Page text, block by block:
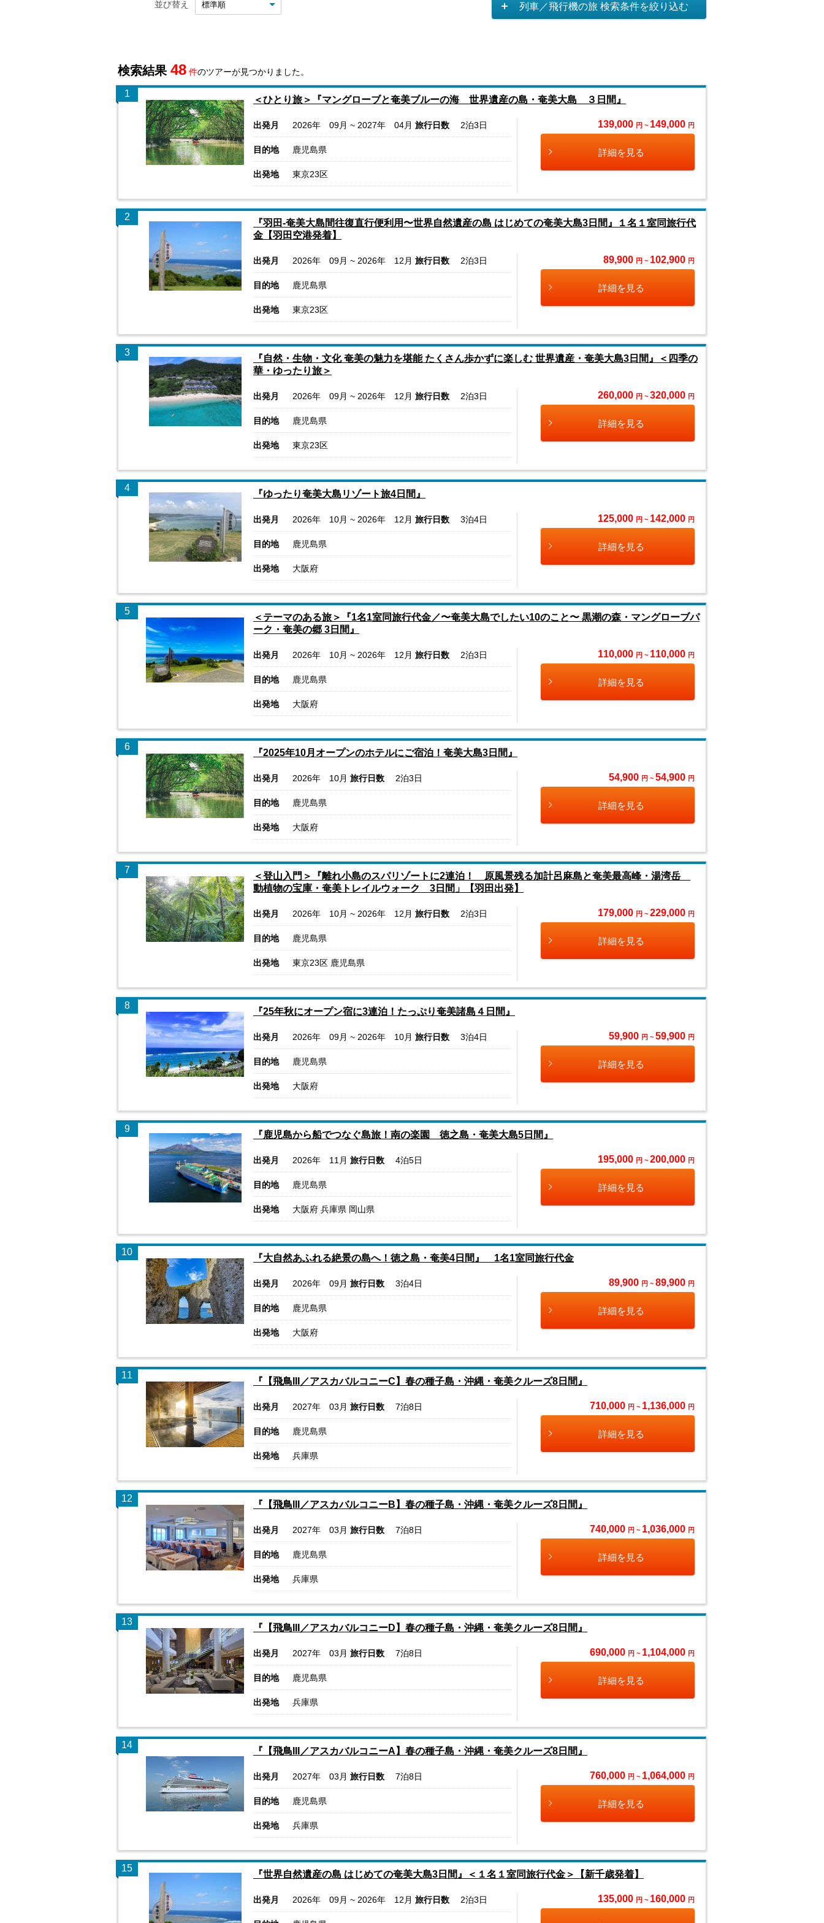
並び替え 列車／飛行機の旅 検索条件を絞り込む
検索結果 48 件のツアーが見つかりました。
1
＜ひとり旅＞『マングローブと奄美ブルーの海 世界遺産の島・奄美大島 ３日間』
出発月 2026年 09月 ~ 2027年 04月 旅行日数 2泊3日
目的地 鹿児島県
出発地 東京23区
139,000 円 ~ 149,000 円
詳細を見る
2
『羽田-奄美大島間往復直行便利用〜世界自然遺産の島 はじめての奄美大島3日間』１名１室同旅行代
金【羽田空港発着】
出発月 2026年 09月 ~ 2026年 12月 旅行日数 2泊3日
目的地 鹿児島県
出発地 東京23区
89,900 円 ~ 102,900 円
詳細を見る
3
『自然・生物・文化 奄美の魅力を堪能 たくさん歩かずに楽しむ 世界遺産・奄美大島3日間』＜四季の
華・ゆったり旅＞
出発月 2026年 09月 ~ 2026年 12月 旅行日数 2泊3日
目的地 鹿児島県
出発地 東京23区
260,000 円 ~ 320,000 円
詳細を見る
4
『ゆったり奄美大島リゾート旅4日間』
出発月 2026年 10月 ~ 2026年 12月 旅行日数 3泊4日
目的地 鹿児島県
出発地 大阪府
125,000 円 ~ 142,000 円
詳細を見る
5
＜テーマのある旅＞『1名1室同旅行代金／〜奄美大島でしたい10のこと〜 黒潮の森・マングローブパ
ーク・奄美の郷 3日間』
出発月 2026年 10月 ~ 2026年 12月 旅行日数 2泊3日
目的地 鹿児島県
出発地 大阪府
110,000 円 ~ 110,000 円
詳細を見る
6
『2025年10月オープンのホテルにご宿泊！奄美大島3日間』
出発月 2026年 10月 旅行日数 2泊3日
目的地 鹿児島県
出発地 大阪府
54,900 円 ~ 54,900 円
詳細を見る
7
＜登山入門＞『離れ小島のスパリゾートに2連泊！ 原風景残る加計呂麻島と奄美最高峰・湯湾岳
動植物の宝庫・奄美トレイルウォーク 3日間」【羽田出発】
出発月 2026年 10月 ~ 2026年 12月 旅行日数 2泊3日
目的地 鹿児島県
出発地 東京23区 鹿児島県
179,000 円 ~ 229,000 円
詳細を見る
8
『25年秋にオープン宿に3連泊！たっぷり奄美諸島４日間』
出発月 2026年 09月 ~ 2026年 10月 旅行日数 3泊4日
目的地 鹿児島県
出発地 大阪府
59,900 円 ~ 59,900 円
詳細を見る
9
『鹿児島から船でつなぐ島旅！南の楽園 徳之島・奄美大島5日間』
出発月 2026年 11月 旅行日数 4泊5日
目的地 鹿児島県
出発地 大阪府 兵庫県 岡山県
195,000 円 ~ 200,000 円
詳細を見る
10
『大自然あふれる絶景の島へ！徳之島・奄美4日間』 1名1室同旅行代金
出発月 2026年 09月 旅行日数 3泊4日
目的地 鹿児島県
出発地 大阪府
89,900 円 ~ 89,900 円
詳細を見る
11
『【飛鳥III／アスカバルコニーC】春の種子島・沖縄・奄美クルーズ8日間』
出発月 2027年 03月 旅行日数 7泊8日
目的地 鹿児島県
出発地 兵庫県
710,000 円 ~ 1,136,000 円
詳細を見る
12
『【飛鳥III／アスカバルコニーB】春の種子島・沖縄・奄美クルーズ8日間』
出発月 2027年 03月 旅行日数 7泊8日
目的地 鹿児島県
出発地 兵庫県
740,000 円 ~ 1,036,000 円
詳細を見る
13
『【飛鳥III／アスカバルコニーD】春の種子島・沖縄・奄美クルーズ8日間』
出発月 2027年 03月 旅行日数 7泊8日
目的地 鹿児島県
出発地 兵庫県
690,000 円 ~ 1,104,000 円
詳細を見る
14
『【飛鳥III／アスカバルコニーA】春の種子島・沖縄・奄美クルーズ8日間』
出発月 2027年 03月 旅行日数 7泊8日
目的地 鹿児島県
出発地 兵庫県
760,000 円 ~ 1,064,000 円
詳細を見る
15
『世界自然遺産の島 はじめての奄美大島3日間』＜１名１室同旅行代金＞【新千歳発着】
出発月 2026年 09月 ~ 2026年 12月 旅行日数 2泊3日 135,000 円 ~ 160,000 円